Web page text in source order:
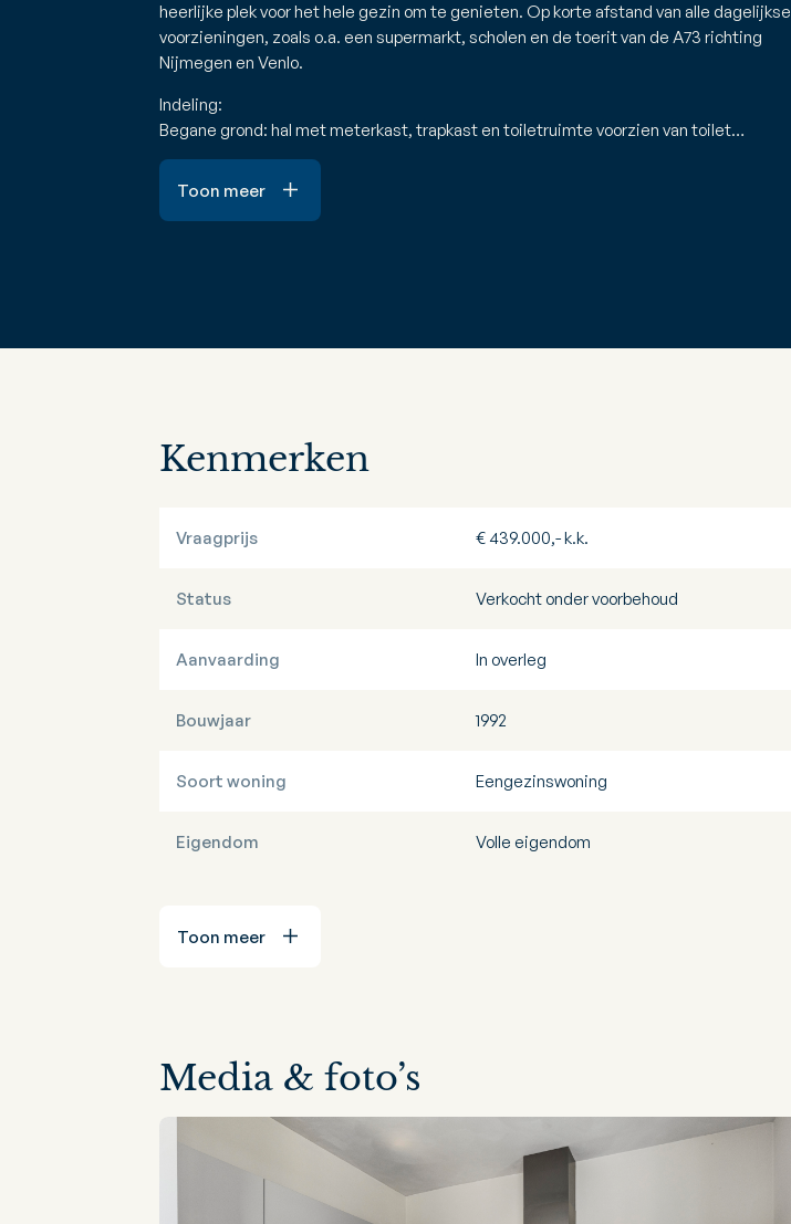
heerlijke plek voor het hele gezin om te genieten. Op korte afstand van alle dagelijkse
voorzieningen, zoals o.a. een supermarkt, scholen en de toerit van de A73 richting
Nijmegen en Venlo.
Indeling:
Begane grond: hal met meterkast, trapkast en toiletruimte voorzien van toilet…
Toon meer
Kenmerken
Vraagprijs € 439.000,- k.k.
Status Verkocht onder voorbehoud
Aanvaarding In overleg
Bouwjaar 1992
Soort woning Eengezinswoning
Eigendom Volle eigendom
Toon meer
Media & foto’s